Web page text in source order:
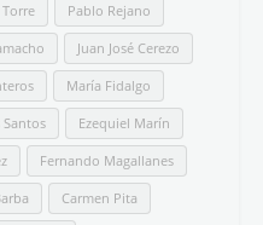
Pablo Rejano
Juan José Cerezo
María Fidalgo
Ezequiel Marín
Fernando Magallanes
Carmen Pita